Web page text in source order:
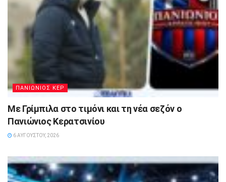
ΠΑΝΙΩΝΙΟΣ ΚΕΡ
Με Γρίμπιλα στο τιμόνι και τη νέα σεζόν ο
Πανιώνιος Κερατσινίου
6 ΑΥΓΟΎΣΤΟΥ, 2026